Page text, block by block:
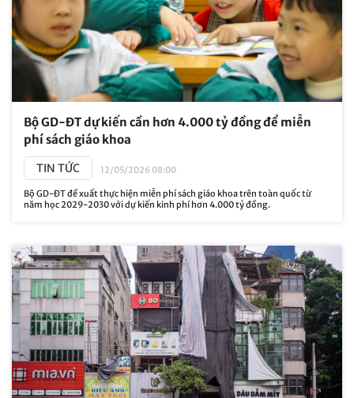
Bộ GD-ĐT dự kiến cần hơn 4.000 tỷ đồng để miễn
phí sách giáo khoa
TIN TỨC 12/05/2026 08:00
Bộ GD-ĐT đề xuất thực hiện miễn phí sách giáo khoa trên toàn quốc từ
năm học 2029-2030 với dự kiến kinh phí hơn 4.000 tỷ đồng.